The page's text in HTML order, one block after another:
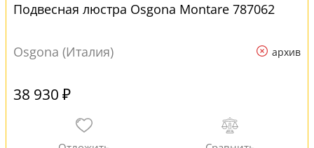
Подвесная люстра Osgona Montare 787062
Osgona (Италия) архив
38 930 ₽